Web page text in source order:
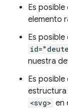
Es
elemento
Es
nuestra
Es
estructura
<svg> en